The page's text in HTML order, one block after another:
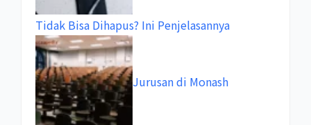
Tidak Bisa Dihapus? Ini Penjelasannya
Jurusan di Monash